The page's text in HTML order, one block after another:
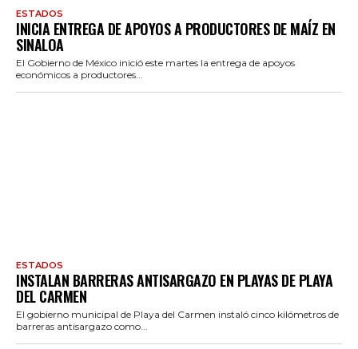
ESTADOS
INICIA ENTREGA DE APOYOS A PRODUCTORES DE MAÍZ EN
SINALOA
El Gobierno de México inició este martes la entrega de apoyos
económicos a productores...
ESTADOS
INSTALAN BARRERAS ANTISARGAZO EN PLAYAS DE PLAYA
DEL CARMEN
El gobierno municipal de Playa del Carmen instaló cinco kilómetros de
barreras antisargazo como...